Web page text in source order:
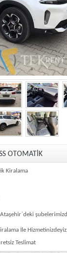
OTOMATİK
Kiralama
Ataşehir`deki
İle
Teslimat